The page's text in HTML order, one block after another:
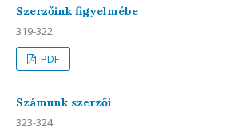
Szerzőink figyelmébe
319-322
PDF
Számunk szerzői
323-324